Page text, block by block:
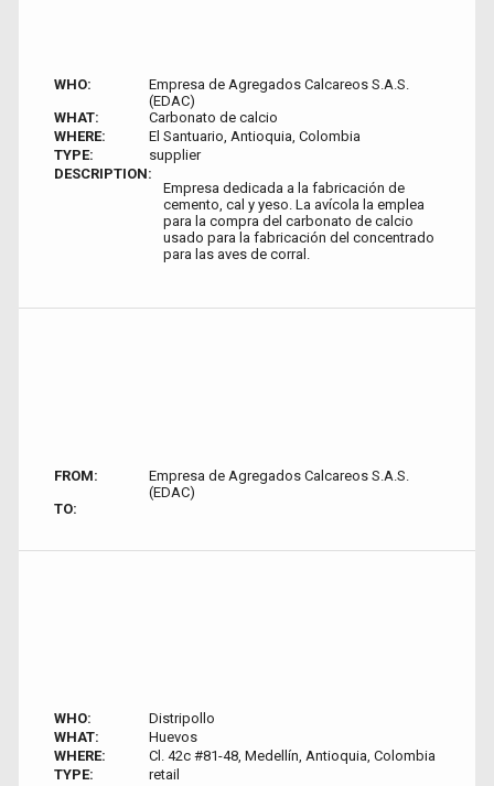
WHO:
Empresa de Agregados Calcareos S.A.S.
(EDAC)
WHAT:
Carbonato de calcio
WHERE:
El Santuario, Antioquia, Colombia
TYPE:
supplier
DESCRIPTION:
Empresa dedicada a la fabricación de
cemento, cal y yeso. La avícola la emplea
para la compra del carbonato de calcio
usado para la fabricación del concentrado
para las aves de corral.
FROM:
Empresa de Agregados Calcareos S.A.S.
(EDAC)
TO:
WHO:
Distripollo
WHAT:
Huevos
WHERE:
Cl. 42c #81-48, Medellín, Antioquia, Colombia
TYPE:
retail